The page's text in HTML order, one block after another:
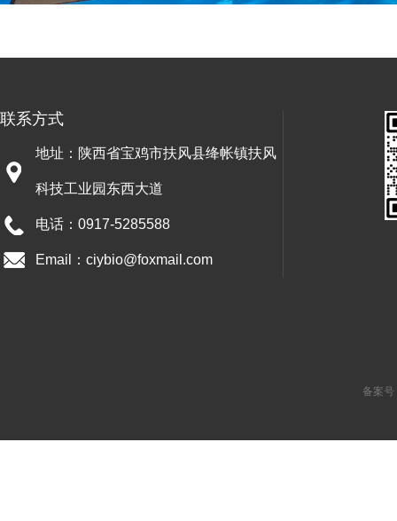
联系方式
地址：陕西省宝鸡市扶风县绛帐镇扶风
科技工业园东西大道
电话：0917-5285588
Email：ciybio@foxmail.com
备案号